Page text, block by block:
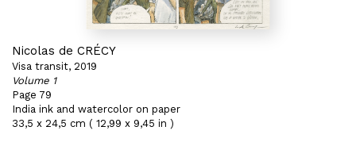
Nicolas de CRÉCY
Visa transit, 2019
Volume 1
Page 79
India ink and watercolor on paper
33,5 x 24,5 cm ( 12,99 x 9,45 in )